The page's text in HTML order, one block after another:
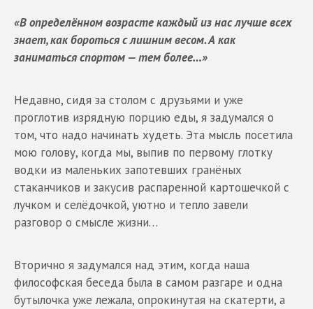
«В определённом возрасте каждый из нас лучше всех
знает, как бороться с лишним весом. А как
заниматься спортом — тем более…»
Недавно, сидя за столом с друзьями и уже
проглотив изрядную порцию еды, я задумался о
том, что надо начинать худеть. Эта мысль посетила
мою голову, когда мы, выпив по первому глотку
водки из маленьких запотевших гранёных
стаканчиков и закусив распаренной картошечкой с
лучком и селёдочкой, уютно и тепло завели
разговор о смысле жизни…
Вторично я задумался над этим, когда наша
философская беседа была в самом разгаре и одна
бутылочка уже лежала, опрокинутая на скатерти, а